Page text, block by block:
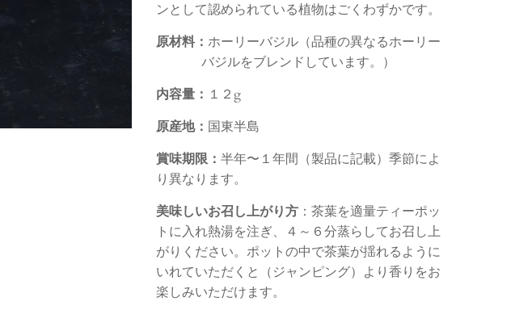
ンとして認められている植物はごくわずかです。
原材料：ホーリーバジル（品種の異なるホーリー
バジルをブレンドしています。）
内容量： １２g
原産地： 国東半島
賞味期限： 半年〜１年間（製品に記載）季節によ
り異なります。
美味しいお召し上がり方：茶葉を適量ティーポッ
トに入れ熱湯を注ぎ、４～６分蒸らしてお召し上
がりください。 ポットの中で茶葉が揺れるように
いれていただくと（ジャンピング）より香りをお
楽しみいただけます。